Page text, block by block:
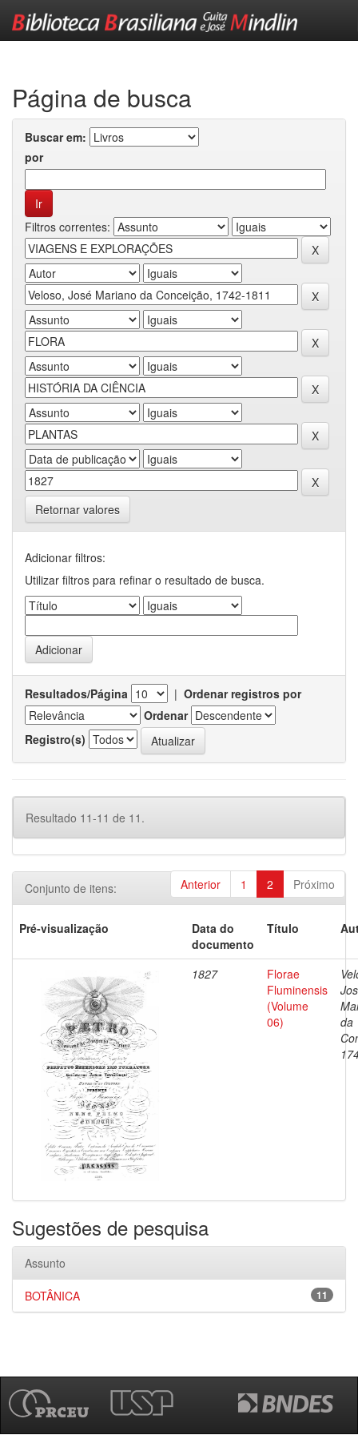
Página de busca
Buscar em:
por
Filtros correntes:
Retornar valores
Adicionar filtros:
Utilizar filtros para refinar o resultado de busca.
Resultados/Página | Ordenar registros por
Ordenar
Registro(s)
Resultado 11-11 de 11.
Anterior 1 2 Próximo
Conjunto de itens:
Pré-visualização
Data do
documento
Título
1827
Florae
Fluminensis
(Volume
06)
da
Sugestões de pesquisa
Assunto
11
BOTÂNICA